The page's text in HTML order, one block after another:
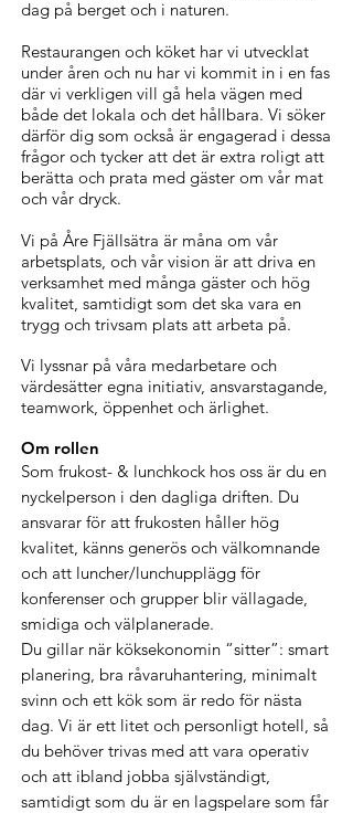
dag på berget och i naturen.
Restaurangen och köket har vi utvecklat
under åren och nu har vi kommit in i en fas
där vi verkligen vill gå hela vägen med
både det lokala och det hållbara. Vi söker
därför dig som också är engagerad i dessa
frågor och tycker att det är extra roligt att
berätta och prata med gäster om vår mat
och vår dryck.
Vi på Åre Fjällsätra är måna om vår
arbetsplats, och vår vision är att driva en
verksamhet med många gäster och hög
kvalitet, samtidigt som det ska vara en
trygg och trivsam plats att arbeta på.
Vi lyssnar på våra medarbetare och
värdesätter egna initiativ, ansvarstagande,
teamwork, öppenhet och ärlighet.
Om rollen
Som frukost- & lunchkock hos oss är du en
nyckelperson i den dagliga driften. Du
ansvarar för att frukosten håller hög
kvalitet, känns generös och välkomnande
och att luncher/lunchupplägg för
konferenser och grupper blir vällagade,
smidiga och välplanerade.
Du gillar när köksekonomin “sitter”: smart
planering, bra råvaruhantering, minimalt
svinn och ett kök som är redo för nästa
dag. Vi är ett litet och personligt hotell, så
du behöver trivas med att vara operativ
och att ibland jobba självständigt,
samtidigt som du är en lagspelare som får